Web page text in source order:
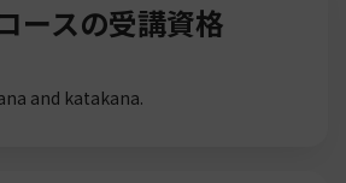
ースの受講資格
and katakana.